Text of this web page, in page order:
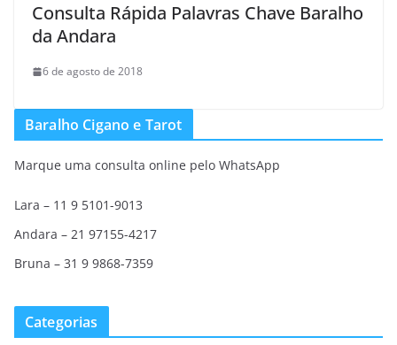
Consulta Rápida Palavras Chave Baralho
da Andara
6 de agosto de 2018
Baralho Cigano e Tarot
Marque uma consulta online pelo WhatsApp
Lara – 11 9 5101-9013
Andara – 21 97155-4217
Bruna – 31 9 9868-7359
Categorias